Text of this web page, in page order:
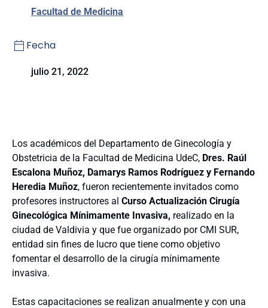
Facultad de Medicina
Fecha
julio 21, 2022
Los académicos del Departamento de Ginecología y
Obstetricia de la Facultad de Medicina UdeC, Dres. Raúl
Escalona Muñoz, Damarys Ramos Rodríguez y Fernando
Heredia Muñoz, fueron recientemente invitados como
profesores instructores al Curso Actualización Cirugía
Ginecológica Mínimamente Invasiva, realizado en la
ciudad de Valdivia y que fue organizado por CMI SUR,
entidad sin fines de lucro que tiene como objetivo
fomentar el desarrollo de la cirugía mínimamente
invasiva.
Estas capacitaciones se realizan anualmente y con una